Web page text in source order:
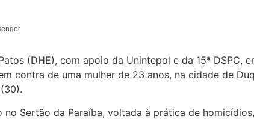
(DHE), com apoio da Unintepol e da 15ª DSPC,
contra de uma mulher de 23 anos, na cidade de
Sertão da Paraíba, voltada à prática de